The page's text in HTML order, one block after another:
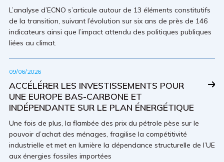
L’analyse d’ECNO s’articule autour de 13 éléments constitutifs
de la transition, suivant l’évolution sur six ans de près de 146
indicateurs ainsi que l’impact attendu des politiques publiques
liées au climat.
09/06/2026
ACCÉLÉRER LES INVESTISSEMENTS POUR
UNE EUROPE BAS-CARBONE ET
INDÉPENDANTE SUR LE PLAN ÉNERGÉTIQUE
Une fois de plus, la flambée des prix du pétrole pèse sur le
pouvoir d’achat des ménages, fragilise la compétitivité
industrielle et met en lumière la dépendance structurelle de l’UE
aux énergies fossiles importées